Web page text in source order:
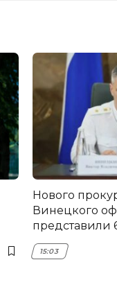
Нового
Винецкого
представили
15:03